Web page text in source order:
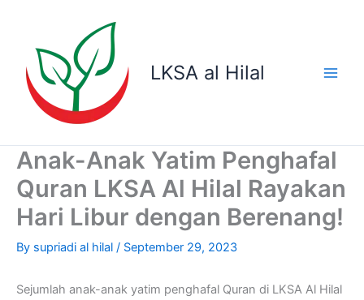
content
LKSA al Hilal
Anak-Anak Yatim Penghafal
Quran LKSA Al Hilal Rayakan
Hari Libur dengan Berenang!
By supriadi al hilal / September 29, 2023
Sejumlah anak-anak yatim penghafal Quran di LKSA Al Hilal